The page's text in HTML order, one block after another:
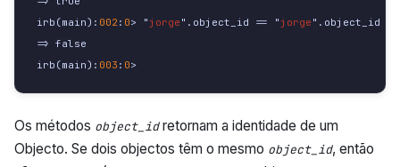
irb (main): 002 : 0> "jorge ". object_id == "jorge ". object_id
=> false
irb (main): 003 : 0>
Os métodos object_idretornam a identidade de um
Objecto. Se dois objectos têm o mesmo object_id, então